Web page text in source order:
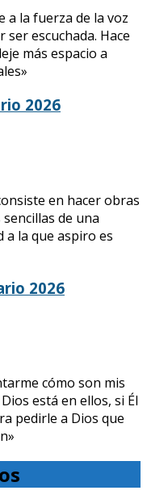
a la fuerza de la voz
escuchada. Hace
más espacio a
2026
en hacer obras
de una
a la que aspiro es
2026
cómo son mis
está en ellos, si Él
pedirle a Dios que